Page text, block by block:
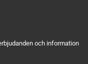
och information